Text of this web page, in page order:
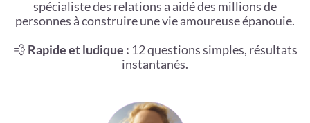
spécialiste des relations a aidé des millions de
personnes à construire une vie amoureuse épanouie.
💨 Rapide et ludique : 12 questions simples, résultats
instantanés.